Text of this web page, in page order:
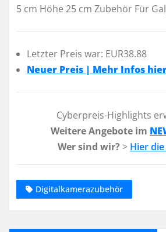
5 cm Höhe 25 cm Zubehör Für
Letzter Preis war: EUR38.88
Neuer Preis | Mehr Infos
Cyberpreis-Highlights
Weitere Angebote im
Wer sind wir? > Hier
Digitalkamerazubehör